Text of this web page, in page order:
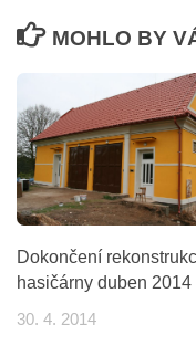
MOHLO BY
Dokončení
hasičárny duben 2014
30. 4. 2014